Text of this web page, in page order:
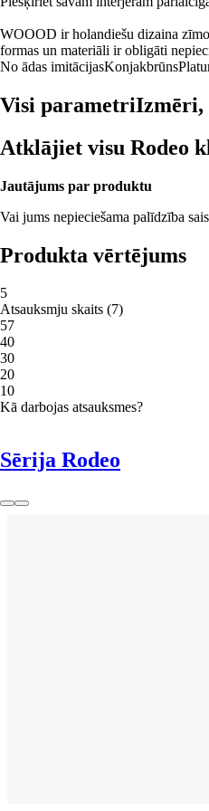
WOOOD ir holandiešu dizaina
formas un materiāli ir obligāti
No ādas imitācijasKonjakbrūns
Visi parametri
Atklājiet visu Rodeo
Jautājums par produktu
Vai jums nepieciešama palīdzība
Produkta vērtējums
5
Atsauksmju skaits (7)
57
40
30
20
10
Kā darbojas atsauksmes?
Sērija Rodeo